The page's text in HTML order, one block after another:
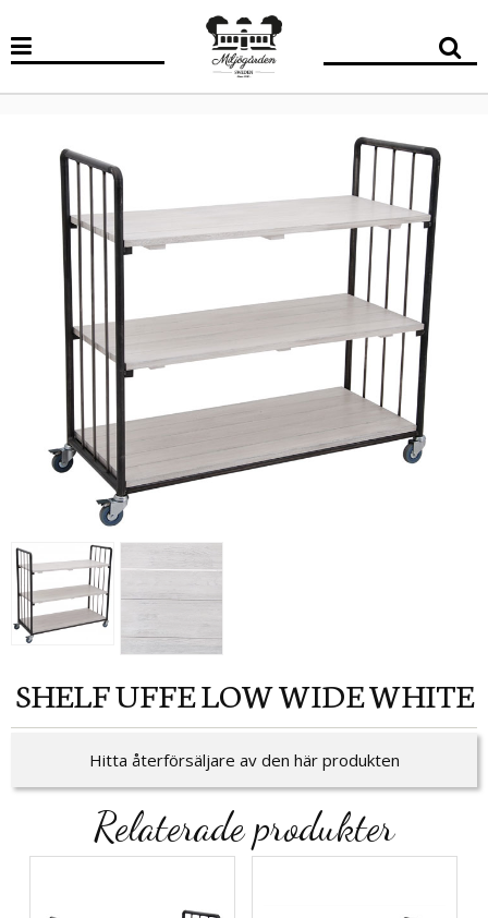
SHELF UFFE LOW WIDE WHITE
Hitta återförsäljare av den här produkten
Relaterade produkter